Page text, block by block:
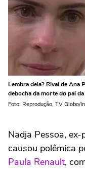
Lembra dela? Rival de Ana
debocha da morte do pai
Foto: Reprodução, TV Globo/
Nadja Pessoa,
causou polêmica
Paula Renault,